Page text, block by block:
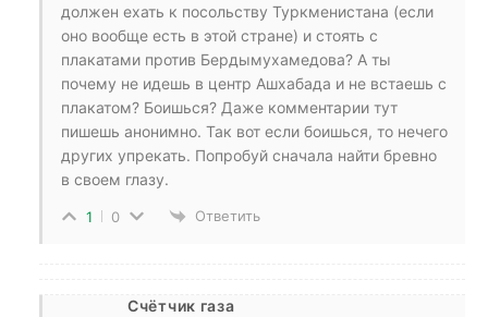
должен ехать к посольству Туркменистана (если
оно вообще есть в этой стране) и стоять с
плакатами против Бердымухамедова? А ты
почему не идешь в центр Ашхабада и не встаешь с
плакатом? Боишься? Даже комментарии тут
пишешь анонимно. Так вот если боишься, то нечего
других упрекать. Попробуй сначала найти бревно
в своем глазу.
1 0 Ответить
Счётчик газа